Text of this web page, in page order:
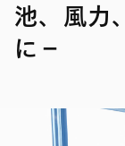
池、風力
に－